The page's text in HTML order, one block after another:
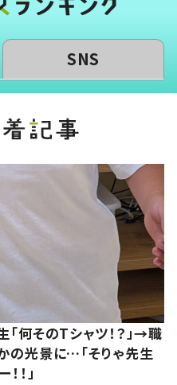
SNS
何そのTシャツ！？」→職
の光景に…「そりゃ先生
！」